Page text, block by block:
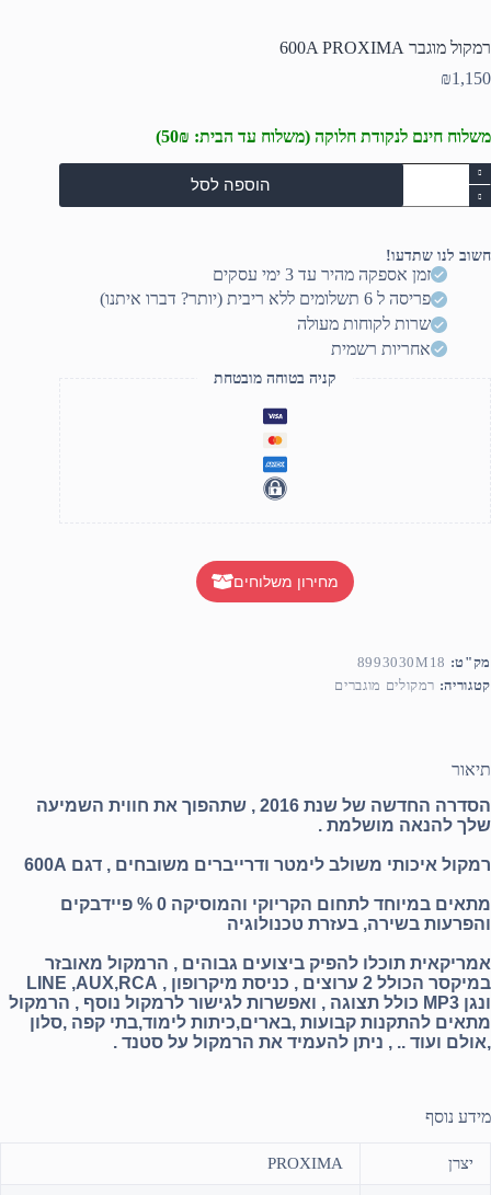
רמקול מוגבר 600A PROXIMA
₪1,150
משלוח חינם לנקודת חלוקה (משלוח עד הבית: 50₪)
כמות
של
רמקול
PROXIMA
הוספה לסל
חשוב לנו שתדעו!
זמן אספקה מהיר עד 3 ימי עסקים
פריסה ל 6 תשלומים ללא ריבית (יותר? דברו איתנו)
שרות לקוחות מעולה
אחריות רשמית
קניה בטוחה מובטחת
מחירון משלוחים
מק"ט: 8993030M18
קטגוריה: רמקולים מוגברים
תיאור
הסדרה החדשה של שנת 2016 , שתהפוך את חווית השמיעה
שלך להנאה מושלמת .
רמקול איכותי משולב לימטר ודרייברים משובחים , דגם 600A
מתאים במיוחד לתחום הקריוקי והמוסיקה 0 % פיידבקים
והפרעות בשירה, בעזרת טכנולוגיה
אמריקאית תוכלו להפיק ביצועים גבוהים , הרמקול מאובזר
במיקסר הכולל 2 ערוצים , כניסת מיקרופון , LINE ,AUX,RCA
ונגן MP3 כולל תצוגה , ואפשרות לגישור לרמקול נוסף , הרמקול
מתאים להתקנות קבועות ,בארים,כיתות לימוד,בתי קפה ,סלון
,אולם ועוד .. , ניתן להעמיד את הרמקול על סטנד .
מידע נוסף
יצרן PROXIMA